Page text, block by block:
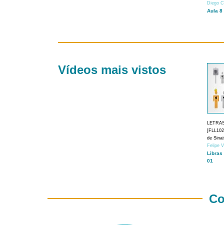
Diego
Aula 8
Vídeos mais vistos
de
Felipe
Libras
01